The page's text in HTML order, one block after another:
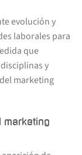
evolución y
laborales para
que
y
marketing
marketing